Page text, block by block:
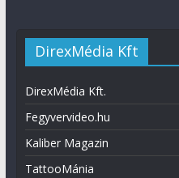
DirexMédia Kft
DirexMédia Kft.
Fegyvervideo.hu
Kaliber Magazin
TattooMánia